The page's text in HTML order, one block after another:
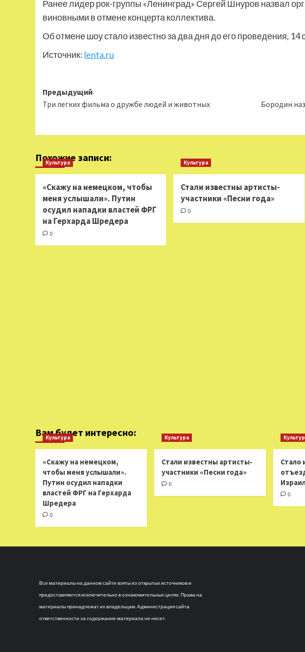
Ранее лидер рок-группы «Ленинград» Сергей Шнуров назвал
виновными в отмене концерта коллектива.
Об отмене шоу стало известно за два дня до его проведения, 14
Источник: lenta.ru
Навигация
записи
Предыдущий
Три легких фильма о дружбе людей и животных
Бородин
Похожие записи:
Культура
«Скажу на немецком, чтобы
меня услышали». Путин
осудил нападки властей ФРГ
на Герхарда Шредера
0
Культура
Стали известны артисты-
участники «Песни года»
0
Вам будет интересно:
Культура
«Скажу на немецком,
чтобы меня услышали».
Путин осудил нападки
властей ФРГ на Герхарда
Шредера
0
Культура
Стали известны артисты-
участники «Песни года»
0
Стало
0
Все материалы на данном сайте взяты из открытых источников и
предоставляются исключительно в ознакомительных целях. Права на
материалы принадлежат их владельцам. Администрация сайта
ответственности за содержание материала не несет.